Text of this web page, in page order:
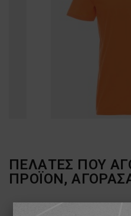
ΠΕΛΆΤΕΣ ΠΟΥ
ΠΡΟΪΌΝ,